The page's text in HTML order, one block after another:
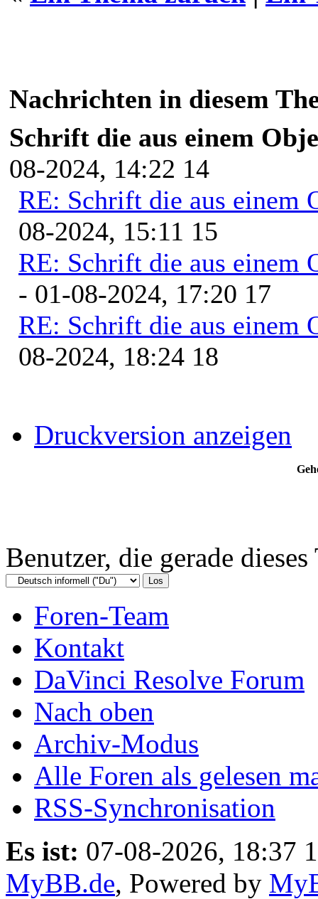
Nachrichten in diesem
Schrift die aus einem
08-2024, 14:22 14
RE: Schrift die aus einem
08-2024, 15:11 15
RE: Schrift die aus einem
- 01-08-2024, 17:20 17
RE: Schrift die aus einem
08-2024, 18:24 18
Druckversion anzeigen
Benutzer, die gerade
Foren-Team
Kontakt
DaVinci Resolve Forum
Nach oben
Archiv-Modus
Alle Foren als gelesen
RSS-Synchronisation
Es ist: 07-08-2026, 18:37
MyBB.de, Powered by